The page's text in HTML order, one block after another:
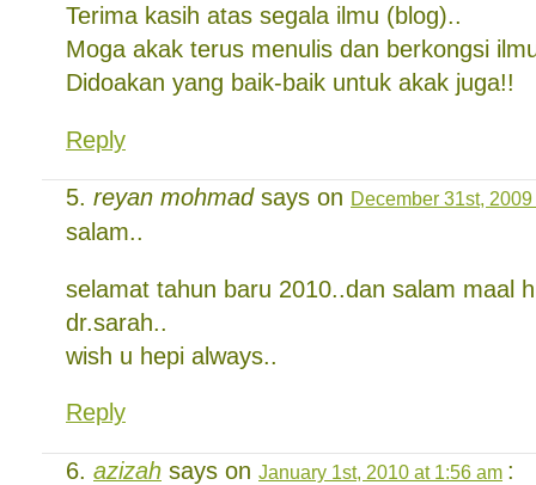
Terima kasih atas segala ilmu (blog)..
Moga akak terus menulis dan berkongsi
Didoakan yang baik-baik untuk akak juga!!
Reply
reyan mohmadsays on December 31st,
salam..
selamat tahun baru 2010..dan salam maal
dr.sarah..
wish u hepi always..
Reply
azizah says on January 1st, 2010 at 1:56 am :